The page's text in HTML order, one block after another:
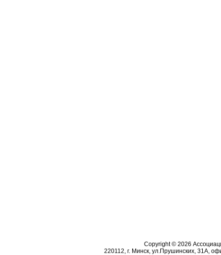
Copyright © 2026
220112, г. Минск, ул.Прушинских, 31А,